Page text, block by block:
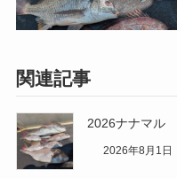
関連記事
2026ナナマル
2026年8月1日